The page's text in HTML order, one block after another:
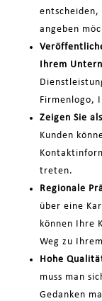
entscheiden,
angeben
Ihrem
Firmenlogo,
Zeigen Sie
Kunden
treten.
Regionale
über eine
können Ihre
Weg zu
Hohe
muss man
Gedanken